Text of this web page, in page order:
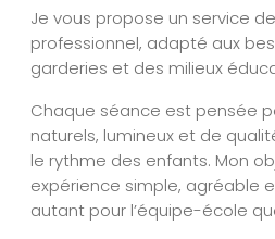
Je vous propose un service
professionnel, adapté aux
garderies et des milieux
Chaque séance est pensée
naturels, lumineux et de
le rythme des enfants. Mon
expérience simple, agréable
autant pour l’équipe-école